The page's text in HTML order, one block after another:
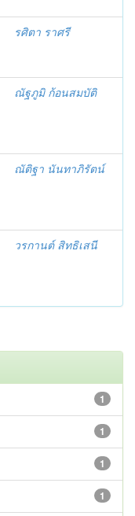
รศิตา ราศรี
ณัฐภูมิ ก้อนสมบัติ
ณัติฐา นันทาภิรัตน์
วรกานต์ สิทธิเสนี
1
1
1
1